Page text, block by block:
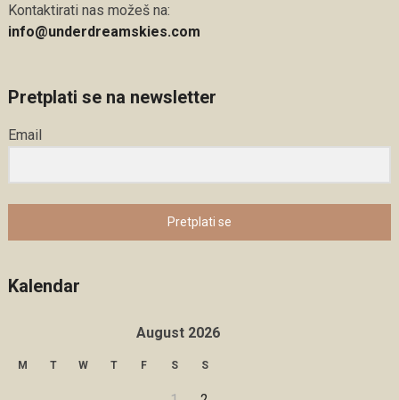
Kontaktirati nas možeš na:
info@underdreamskies.com
Pretplati se na newsletter
Email
Pretplati se
Kalendar
August 2026
M T W T F S S